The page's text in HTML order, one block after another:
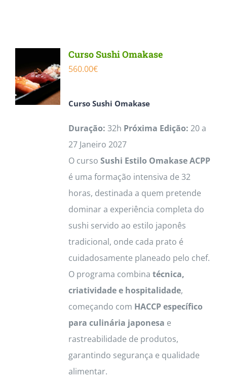
Curso Sushi Omakase
560.00€
Curso Sushi Omakase
Duração: 32h Próxima Edição: 20 a
27 Janeiro 2027
O curso Sushi Estilo Omakase ACPP
é uma formação intensiva de 32
horas, destinada a quem pretende
dominar a experiência completa do
sushi servido ao estilo japonês
tradicional, onde cada prato é
cuidadosamente planeado pelo chef.
O programa combina técnica,
criatividade e hospitalidade,
começando com HACCP específico
para culinária japonesa e
rastreabilidade de produtos,
garantindo segurança e qualidade
alimentar.